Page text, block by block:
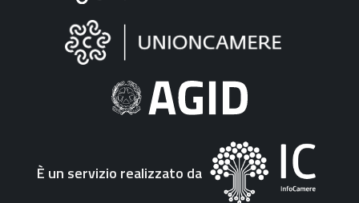
"Fattura
Elettronica"
È un servizio realizzato da